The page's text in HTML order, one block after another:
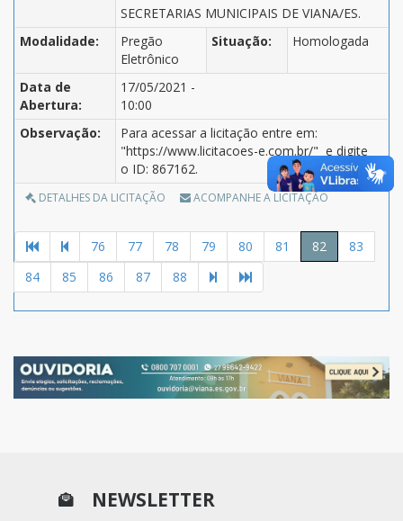
SECRETARIAS MUNICIPAIS DE VIANA/ES.
Modalidade:
Pregão
Eletrônico
Situação: Homologada
Data de
Abertura:
17/05/2021 -
10:00
Observação:
Para acessar a licitação entre em:
"https://www.licitacoes-e.com.br/" e digite
o ID: 867162.
DETALHES DA LICITAÇÃO ACOMPANHE A LICITAÇÃO
76 77 78 79 80 81 82
83
84
85 86 87 88
NEWSLETTER